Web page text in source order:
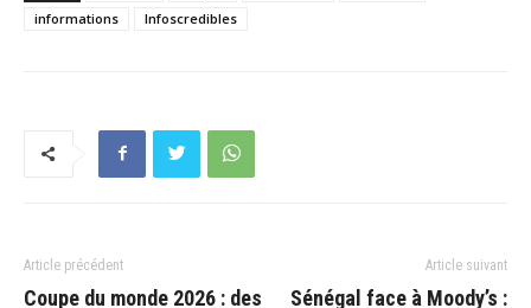
informations
Infoscredibles
Article précédent
Coupe du monde 2026 : des
Article suivant
Sénégal face à Moody’s :